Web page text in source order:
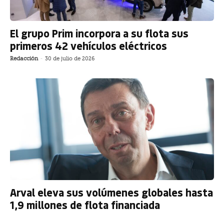
El grupo Prim incorpora a su flota sus
primeros 42 vehículos eléctricos
Redacción - 30 de julio de 2026
Arval eleva sus volúmenes globales hasta
1,9 millones de flota financiada